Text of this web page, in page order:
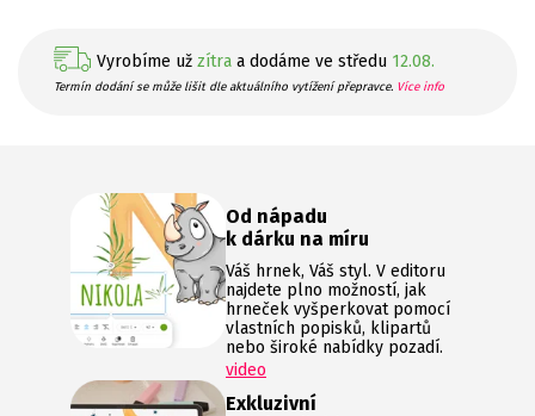
Vyrobíme už zítra a dodáme ve středu 12.08.
Termín dodání se může lišit dle aktuálního vytížení přepravce. Více info
Od nápadu
k dárku na míru
Váš hrnek, Váš styl. V editoru
najdete plno možností, jak
hrneček vyšperkovat pomocí
vlastních popisků, klipartů
nebo široké nabídky pozadí.
video
Exkluzivní